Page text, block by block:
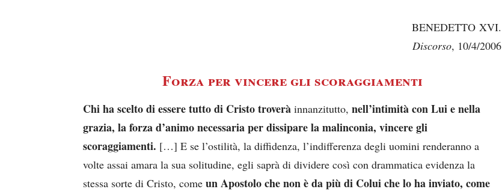
BENEDETTO XVI.
Discorso, 10/4/2006
Forza per vincere gli scoraggiamenti
Chi ha scelto di essere tutto di Cristo troverà innanzitutto, nell’intimità con Lui e nella
grazia, la forza d’animo necessaria per dissipare la malinconia, vincere gli
scoraggiamenti. […] E se l’ostilità, la diffidenza, l’indifferenza degli uomini renderanno a
volte assai amara la sua solitudine, egli saprà di dividere così con drammatica evidenza la
stessa sorte di Cristo, come un Apostolo che non è da più di Colui che lo ha inviato, come